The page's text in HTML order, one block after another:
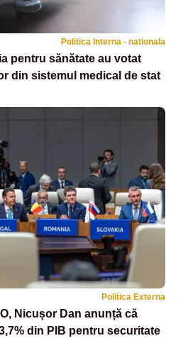
Politica Interna - nationala
pentru sănătate au votat
din sistemul medical de stat
Politica Externa
Nicușor Dan anunță că
din PIB pentru securitate